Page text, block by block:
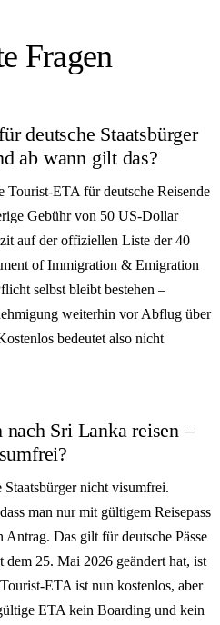
Fragen
deutsche Staatsbürger
ab wann gilt das?
Tourist-ETA für deutsche Reisende
Gebühr von 50 US-Dollar
auf der offiziellen Liste der 40
of Immigration & Emigration
selbst bleibt bestehen –
weiterhin vor Abflug über
bedeutet also nicht
Sri Lanka reisen –
nicht visumfrei.
man nur mit gültigem Reisepass
Das gilt für deutsche Pässe
25. Mai 2026 geändert hat, ist
ETA ist nun kostenlos, aber
ETA kein Boarding und kein